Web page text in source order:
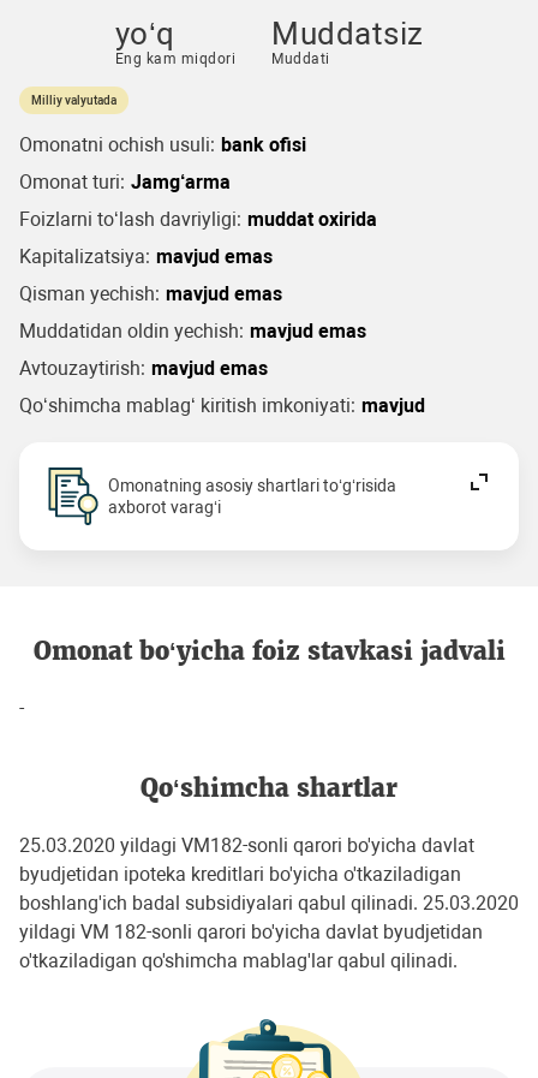
yo‘q
Eng kam miqdori
Muddatsiz
Muddati
Milliy valyutada
Omonatni ochish usuli: bank ofisi
Omonat turi: Jamg‘arma
Foizlarni to‘lash davriyligi: muddat oxirida
Kapitalizatsiya: mavjud emas
Qisman yechish: mavjud emas
Muddatidan oldin yechish: mavjud emas
Avtouzaytirish: mavjud emas
Qo‘shimcha mablag‘ kiritish imkoniyati: mavjud
Omonatning asosiy shartlari to‘g‘risida
axborot varag‘i
Omonat bo‘yicha foiz stavkasi jadvali
-
Qo‘shimcha shartlar
25.03.2020 yildagi VM182-sonli qarori bo'yicha davlat
byudjetidan ipoteka kreditlari bo'yicha o'tkaziladigan
boshlang'ich badal subsidiyalari qabul qilinadi. 25.03.2020
yildagi VM 182-sonli qarori bo'yicha davlat byudjetidan
o'tkaziladigan qo'shimcha mablag'lar qabul qilinadi.